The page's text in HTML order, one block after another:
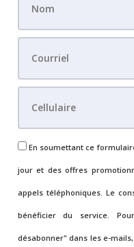
En soumettant ce
jour et des offres
appels téléphoniques. Le
bénéficier du service.
désabonner" dans les e-